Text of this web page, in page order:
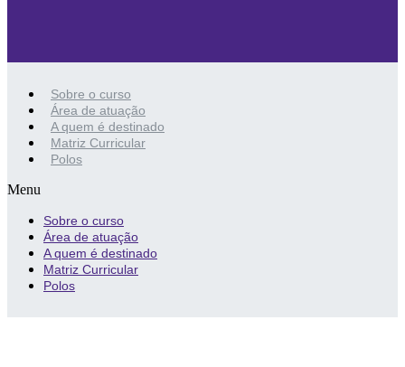
Sobre o curso
Área de atuação
A quem é destinado
Matriz Curricular
Polos
Menu
Sobre o curso
Área de atuação
A quem é destinado
Matriz Curricular
Polos